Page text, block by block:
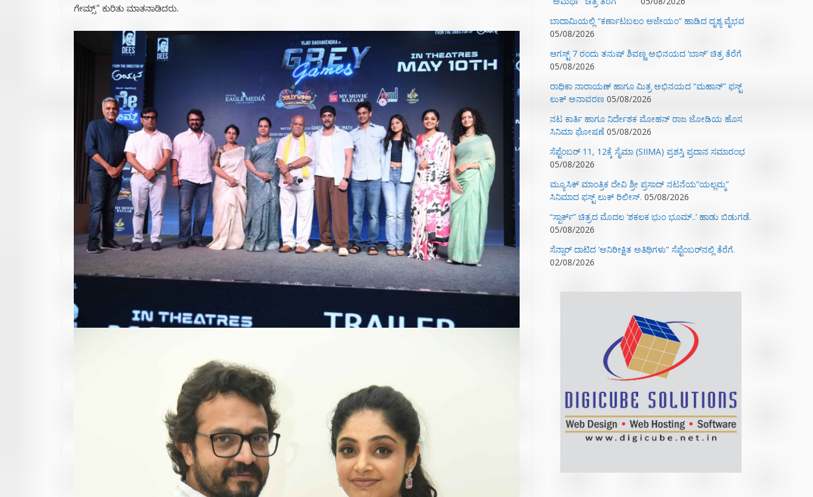
ಗೇಮ್ಸ್” ಕುರಿತು ಮಾತನಾಡಿದರು.
ಬಾದಾಮಿಯಲ್ಲಿ “ಕರ್ಣಾಟಬಲಂ ಅಜೇಯಂ” ಹಾಡಿದ ದೃಶ್ಯ ವೈಭವ
05/08/2026
ಆಗಸ್ಟ್ 7 ರಂದು ತನುಷ್ ಶಿವಣ್ಣ ಅಭಿನಯದ ‘ಬಾಸ್’ ಚಿತ್ರ ತೆರೆಗೆ
05/08/2026
ರಾಧಿಕಾ ನಾರಾಯಣ್ ಹಾಗೂ ಮಿತ್ರ ಅಭಿನಯದ “ಮಹಾನ್” ಫಸ್ಟ್
ಲುಕ್ ಅನಾವರಣ 05/08/2026
ನಟ ಕಾರ್ತಿ ಹಾಗೂ ನಿರ್ದೇಶಕ ಮೋಹನ್ ರಾಜ ಜೋಡಿಯ ಹೊಸ
ಸಿನಿಮಾ ಘೋಷಣೆ 05/08/2026
ಸೆಪ್ಟೆಂಬರ್ 11, 12ಕ್ಕೆ ಸೈಮಾ (SIIMA) ಪ್ರಶಸ್ತಿ ಪ್ರದಾನ ಸಮಾರಂಭ
05/08/2026
ಮ್ಯೂಸಿಕ್‌ ಮಾಂತ್ರಿಕ ದೇವಿ ಶ್ರೀ ಪ್ರಸಾದ್ ನಟನೆಯ”ಯಲ್ಲಮ್ಮ”
ಸಿನಿಮಾದ ಫಸ್ಟ್‌ ಲುಕ್‌ ರಿಲೀಸ್. 05/08/2026
“ಸ್ಪಾರ್ಕ್” ಚಿತ್ರದ ಮೊದಲ‌ ‘ಶಕಲಕ ಭುಂ‌ ಭೂಮ್..’ ಹಾಡು ಬಿಡುಗಡೆ.
05/08/2026
ಸೆನ್ಸಾರ್ ದಾಟಿದ ‘ಅನಿರೀಕ್ಷಿತ ಅತಿಥಿಗಳು” ಸೆಪ್ಟೆಂಬರ್‌ನಲ್ಲಿ ತೆರೆಗೆ.
02/08/2026